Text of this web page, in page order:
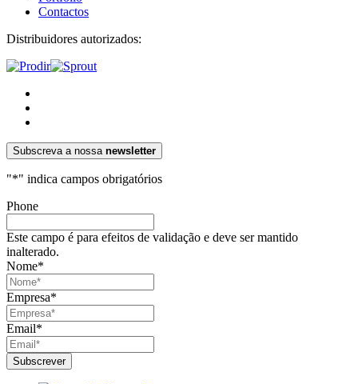
Contactos
Distribuidores autorizados:
Subscreva a nossa newsletter
"*" indica campos obrigatórios
Phone
Este campo é para efeitos de validação e deve ser mantido
inalterado.
Nome*
Empresa*
Email*